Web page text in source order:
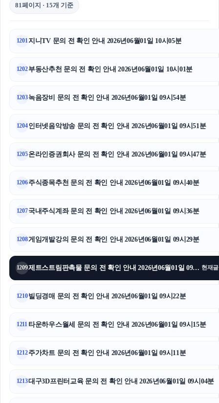
81페이지 · 15개 기준
1201지니TV 문의 전 확인 안내 2026년06월01일 10시05분
1202부동산추천 문의 전 확인 안내 2026년06월01일 10시01분
1203녹음장비 문의 전 확인 안내 2026년06월01일 09시54분
1204인터넷음악방송 문의 전 확인 안내 2026년06월01일 09시51분
1205온라인증권회사 문의 전 확인 안내 2026년06월01일 09시47분
1206주식종목추천 문의 전 확인 안내 2026년06월01일 09시40분
1207국내주식계좌 문의 전 확인 안내 2026년06월01일 09시36분
1208게임개발강의 문의 전 확인 안내 2026년06월01일 09시29분
1209 제트스트림판촉물 문의 전 확인 안내 2026년06월01일 09시25분 현재글
1210빌딩경매 문의 전 확인 안내 2026년06월01일 09시22분
1211 타운하우스월세 문의 전 확인 안내 2026년06월01일 09시15분
1212주가차트 문의 전 확인 안내 2026년06월01일 09시11분
1213대구3D프린터교육 문의 전 확인 안내 2026년06월01일 09시04분